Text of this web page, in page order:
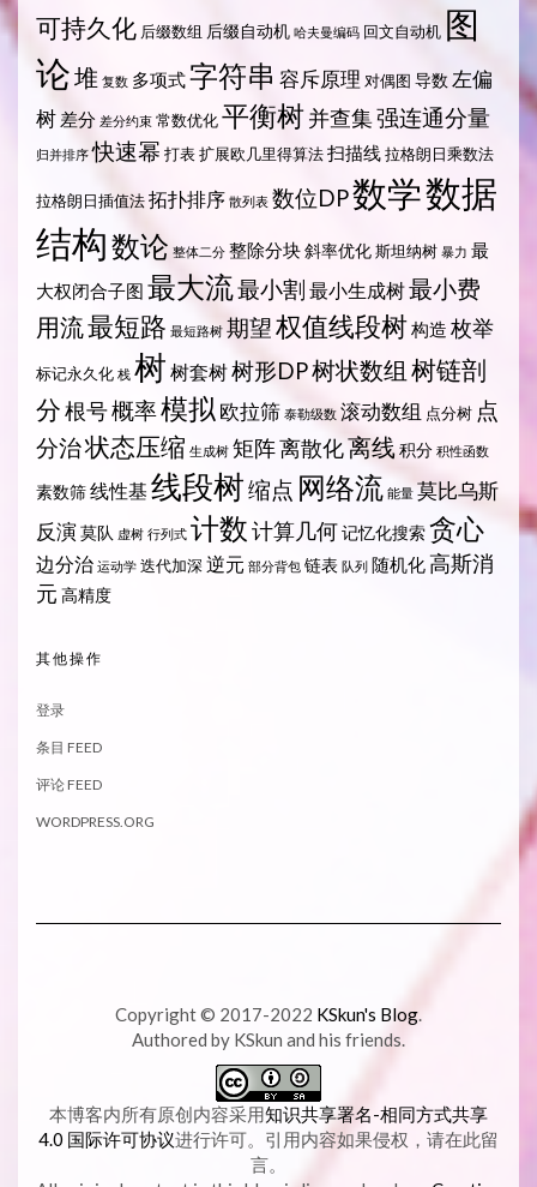
可持久化 后缀数组 后缀自动机 哈夫曼编码 回文自动机 图
论堆 复数 多项式字符串 容斥原理 对偶图 导数 左偏
树 差分 差分约束 常数优化平衡树并查集强连通分量
归并排序 快速幂 打表扩展欧几里得算法扫描线拉格朗日乘数法
拉格朗日插值法拓扑排序 散列表 数位DP数学数据
结构数论 整体二分 整除分块斜率优化斯坦纳树 暴力 最
大权闭合子图 最大流最小割 最小生成树最小费
用流最短路 最短路树 期望权值线段树构造 枚举
标记永久化 栈 树 树套树树形DP树状数组 树链剖
分根号概率模拟 欧拉筛 泰勒级数 滚动数组 点分树 点
分治状态压缩 生成树 矩阵离散化离线积分 积性函数
素数筛线性基 线段树缩点 网络流 能量 莫比乌斯
反演莫队 虚树 行列式 计数计算几何记忆化搜索贪心
边分治 运动学 迭代加深 逆元 部分背包 链表 队列 随机化高斯消
元 高精度
其他操作
登录
条目 FEED
评论 FEED
WORDPRESS.ORG
Copyright © 2017-2022 KSkun's Blog.
Authored by KSkun and his friends.
本博客内所有原创内容采用知识共享署名-相同方式共享
4.0 国际许可协议进行许可。引用内容如果侵权，请在此留
言。